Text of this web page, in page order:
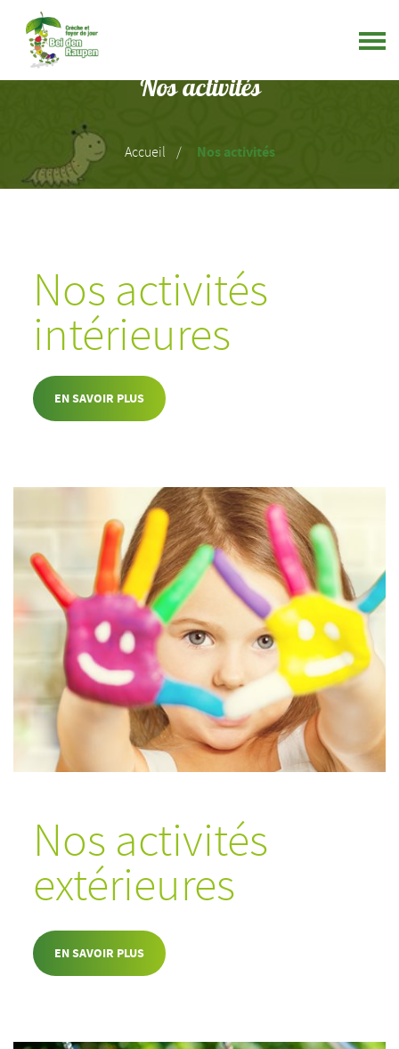
Nos activités
Accueil Nos activités
Nos activités
intérieures
EN SAVOIR PLUS
Nos activités
extérieures
EN SAVOIR PLUS